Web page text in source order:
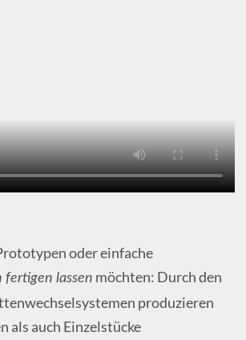
oder einfache
lassen möchten: Durch den
produzieren
als auch Einzelstücke